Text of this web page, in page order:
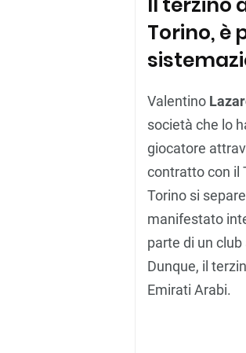
Torino, è
Valentino
società che lo
giocatore
contratto con il
Torino si
manifestato
parte di un club
Dunque, il
Emirati Arabi.